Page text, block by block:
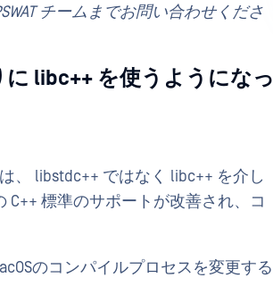
チームまでお問い合わせくださ
libc++ を使うようになっ
、 libstdc++ ではなく libc++ を介し
標準のサポートが改善され、コ
のコンパイルプロセスを変更する